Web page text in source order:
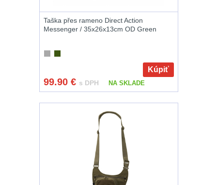
.227
(6.5mm) 7
.270 .280 (7mm)
10
Taška přes rameno Direct Action
Messenger / 35x26x13cm OD Green
Kúpiť
99.90 € s DPH NA SKLADE